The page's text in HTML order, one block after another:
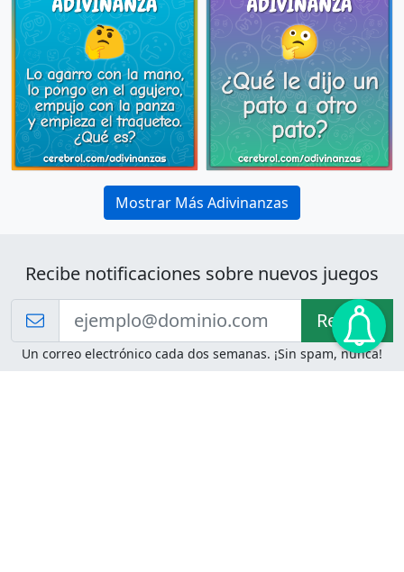
Mostrar Más Adivinanzas
Recibe notificaciones sobre nuevos juegos
Recibir!
Un correo electrónico cada dos semanas. ¡Sin spam, nunca!